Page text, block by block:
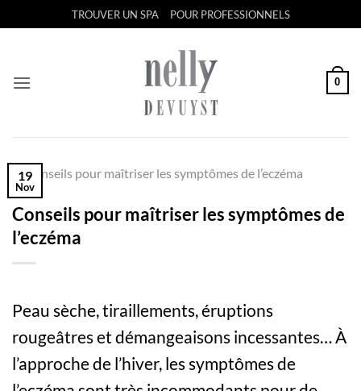
au
TROUVER UN SPA POUR PROFESSIONNELS
0
19
Nov
Conseils pour maîtriser les symptômes de
l’eczéma
Peau sèche, tiraillements, éruptions
rougeâtres et démangeaisons incessantes… À
l’approche de l’hiver, les symptômes de